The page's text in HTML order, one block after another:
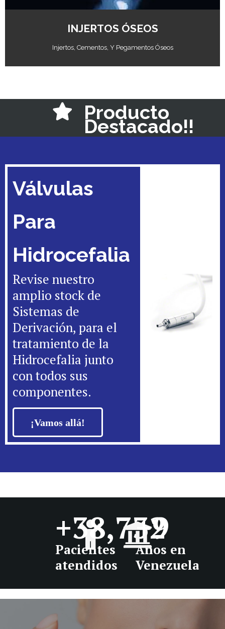
INJERTOS ÓSEOS
Injertos, Cementos, Y Pegamentos Óseos
Abrir Catálogo
Producto
Destacado!!
Válvulas
Para
Hidrocefalia
Revise nuestro
amplio stock de
Sistemas de
Derivación, para el
tratamiento de la
Hidrocefalia junto
con todos sus
componentes.
¡Vamos allá!
+38,732
Pacientes
atendidos
+9
Años en
Venezuela